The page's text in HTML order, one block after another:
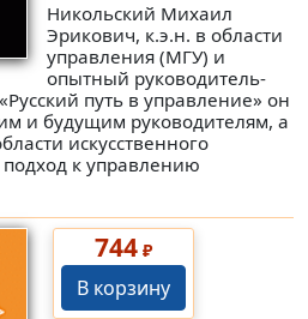
Никольский Михаил
Эрикович, к.э.н. в области
управления (МГУ) и
опытный руководитель-
путь в управление» он
и будущим руководителям, а
искусственного
к управлению
744₽
В корзину